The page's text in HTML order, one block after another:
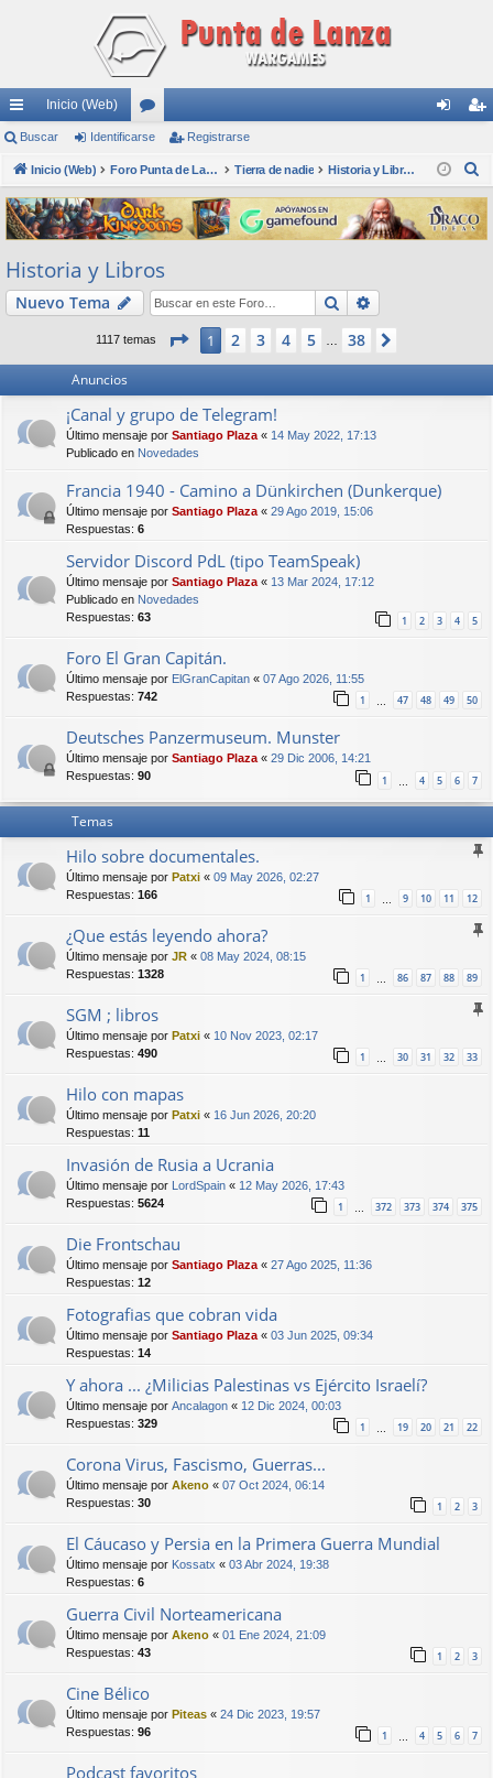
nl
ac
es
rá
pi
do
Inicio (Web)
or
os nti
fic
ar
ist
ra
rs
Buscar Identificarse Registrarse
Inicio (Web) Foro Punta de Lanza Wargames Tierra de nadie Historia y Libros
s
c
Historia y Libros
Nuevo Tema Buscar
1117 temas Página de 38
1 2 3 4 5 38
Anuncios
¡Canal y grupo de Telegram!
Último mensaje por Santiago Plaza « 14 May 2022, 17:13
Publicado en Novedades
Francia 1940 - Camino a Dünkirchen (Dunkerque)
Último mensaje por Santiago Plaza « 29 Ago 2019, 15:06
Respuestas: 6
Servidor Discord PdL (tipo TeamSpeak)
Último mensaje por Santiago Plaza « 13 Mar 2024, 17:12
Publicado en Novedades
Respuestas: 63 1 2 3 4 5
Foro El Gran Capitán.
Último mensaje por ElGranCapitan « 07 Ago 2026, 11:55
Respuestas: 742 1 … 47 48 49 50
Deutsches Panzermuseum. Munster
Último mensaje por Santiago Plaza« 29 Dic 2006, 14:21
Respuestas: 90 1 4 5 6 7
Temas
Hilo sobre documentales.
Último mensaje por Patxi « 09 May 2026, 02:27
Respuestas: 166 1 9 10 11 12
¿Que estás leyendo ahora?
Último mensaje por JR « 08 May 2024, 08:15
Respuestas: 1328 1 86 87 88 89
SGM ; libros
Último mensaje por Patxi « 10 Nov 2023, 02:17
Respuestas: 490 1 30 31 32 33
Hilo con mapas
Último mensaje por Patxi « 16 Jun 2026, 20:20
Respuestas: 11
Invasión de Rusia a Ucrania
Último mensaje por LordSpain « 12 May 2026, 17:43
Respuestas: 5624 1 372 373 374 375
Die Frontschau
Último mensaje por Santiago Plaza « 27 Ago 2025, 11:36
Respuestas: 12
Fotografias que cobran vida
Último mensaje por Santiago Plaza « 03 Jun 2025, 09:34
Respuestas: 14
Y ahora ... ¿Milicias Palestinas vs Ejército Israelí?
Último mensaje por Ancalagon « 12 Dic 2024, 00:03
Respuestas: 329 1 … 19 20 21 22
Corona Virus, Fascismo, Guerras...
Último mensaje por Akeno « 07 Oct 2024, 06:14
Respuestas: 30 1 2 3
El Cáucaso y Persia en la Primera Guerra Mundial
Último mensaje por Kossatx « 03 Abr 2024, 19:38
Respuestas: 6
Guerra Civil Norteamericana
Último mensaje por Akeno « 01 Ene 2024, 21:09
Respuestas: 43 1 2 3
Cine Bélico
Último mensaje por Piteas « 24 Dic 2023, 19:57
Respuestas: 96 1 … 4 5 6 7
Podcast favoritos